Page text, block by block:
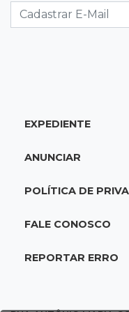
acidente com F-
18:28Concurso
acumulado em R$
18:05Energia
Produção de
abordagem
EXPEDIENTE
ANUNCIAR
POLÍTICA DE
FALE CONOSCO
REPORTAR ERRO